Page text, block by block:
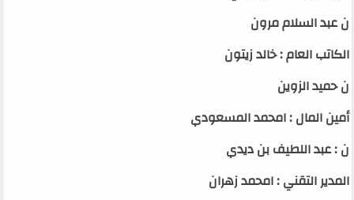
ن عبد السلام مرون
الكاتب العام : خالد زيتون
ن حميد الزوين
أمين المال : امحمد المسعودي
ن : عبد اللطيف بن ديدي
المدير التقني : امحمد زهران